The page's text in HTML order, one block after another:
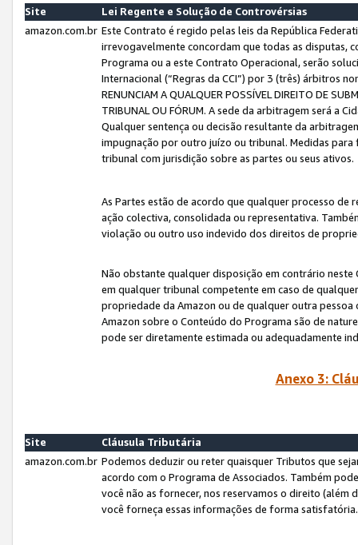
Site
Lei Regente e Solução de Controvérsias
amazon.com.br Este Contrato é regido pelas leis da República
irrevogavelmente concordam que todas as disputas,
Programa ou a este Contrato Operacional, serão
Internacional (“Regras da CCI”) por 3 (três) árbitros
RENUNCIAM A QUALQUER POSSÍVEL DIREITO DE
TRIBUNAL OU FÓRUM. A sede da arbitragem será a
Qualquer sentença ou decisão resultante da
impugnação por outro juízo ou tribunal. Medidas
tribunal com jurisdição sobre as partes ou seus ativos.
As Partes estão de acordo que qualquer processo
ação colectiva, consolidada ou representativa.
violação ou outro uso indevido dos direitos de
Não obstante qualquer disposição em contrário
em qualquer tribunal competente em caso de
propriedade da Amazon ou de qualquer outra
Amazon sobre o Conteúdo do Programa são de
pode ser diretamente estimada ou adequadamente
Anexo 3:
Site
Cláusula Tributária
amazon.com.br Podemos deduzir ou reter quaisquer Tributos que
acordo com o Programa de Associados. Também
você não as fornecer, nos reservamos o direito (além
você forneça essas informações de forma